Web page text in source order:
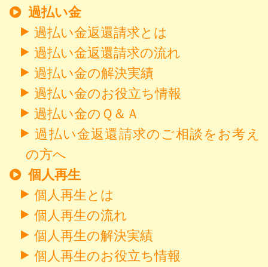
過払い金
過払い金返還請求とは
過払い金返還請求の流れ
過払い金の解決実績
過払い金のお役立ち情報
過払い金のＱ＆Ａ
過払い金返還請求のご相談をお考え
の方へ
個人再生
個人再生とは
個人再生の流れ
個人再生の解決実績
個人再生のお役立ち情報